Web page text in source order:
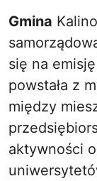
Gmina
się na emisję
powstała z
między
aktywności